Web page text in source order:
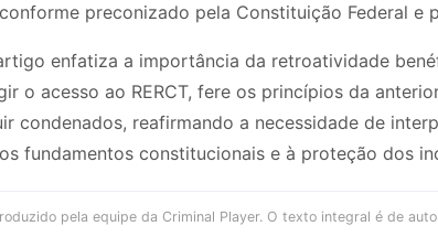
preconizado pela Constituição Federal e
enfatiza a importância da retroatividade
o acesso ao RERCT, fere os princípios da
condenados, reafirmando a necessidade de
fundamentos constitucionais e à proteção dos
pela equipe da Criminal Player. O texto integral é de